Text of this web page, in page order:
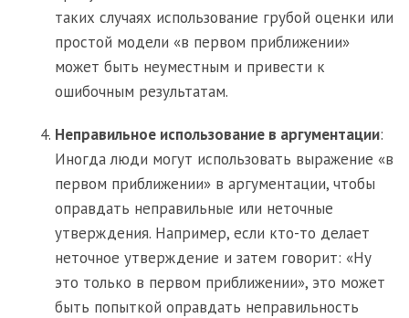
таких случаях использование грубой оценки или
простой модели «в первом приближении»
может быть неуместным и привести к
ошибочным результатам.
Неправильное использование в аргументации:
Иногда люди могут использовать выражение «в
первом приближении» в аргументации, чтобы
оправдать неправильные или неточные
утверждения. Например, если кто-то делает
неточное утверждение и затем говорит: «Ну
это только в первом приближении», это может
быть попыткой оправдать неправильность